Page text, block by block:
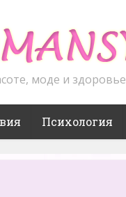
моде и здоровье
Психология